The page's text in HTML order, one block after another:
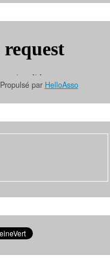
Propulsé par HelloAsso